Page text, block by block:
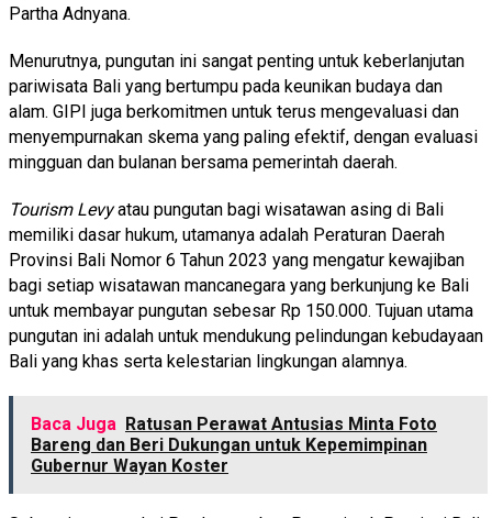
Partha Adnyana.
Menurutnya, pungutan ini sangat penting untuk keberlanjutan
pariwisata Bali yang bertumpu pada keunikan budaya dan
alam. GIPI juga berkomitmen untuk terus mengevaluasi dan
menyempurnakan skema yang paling efektif, dengan evaluasi
mingguan dan bulanan bersama pemerintah daerah.
Tourism Levyatau pungutan bagi wisatawan asing di Bali
memiliki dasar hukum, utamanya adalah Peraturan Daerah
Provinsi Bali Nomor 6 Tahun 2023 yang mengatur kewajiban
bagi setiap wisatawan mancanegara yang berkunjung ke Bali
untuk membayar pungutan sebesar Rp 150.000. Tujuan utama
pungutan ini adalah untuk mendukung pelindungan kebudayaan
Bali yang khas serta kelestarian lingkungan alamnya.
Baca Juga Ratusan Perawat Antusias Minta Foto
Bareng dan Beri Dukungan untuk Kepemimpinan
Gubernur Wayan Koster